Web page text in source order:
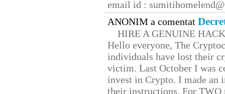
email id :
ANONIM a comentat
HIRE A GENUINE
Hello everyone, The
individuals have lost their
victim. Last October I was
invest in Crypto. I made
their instructions. For TWO